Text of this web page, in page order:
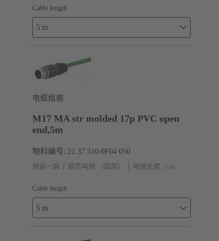
Cable length
5 m
电缆组装
M17 MA str molded 17p PVC open
end,5m
物料编号: 21 37 510 0F04 050
预装一端 铜质电缆 （圆型） 电缆长度: 5 m
Cable length
5 m